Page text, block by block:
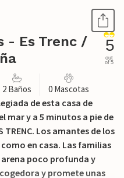
- Es Trenc /
5
out
of 5
2 Baños 0 Mascotas
de esta casa de
mar y a 5 minutos a pie de
TRENC. Los amantes de los
en casa. Las familias
poco profunda y
y promete unas